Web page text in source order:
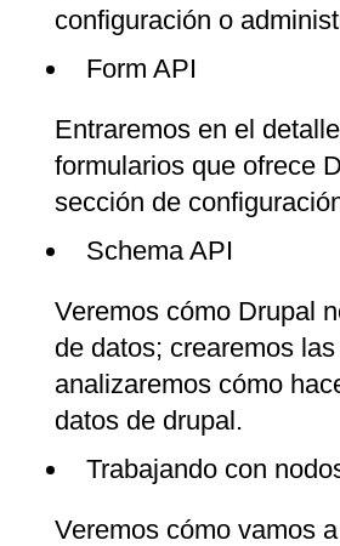
configuración o
Form API
Entraremos en el
formularios que ofrece
sección de
Schema API
Veremos cómo Drupal
de datos; crearemos
analizaremos cómo
datos de drupal.
Trabajando con
Veremos cómo vamos